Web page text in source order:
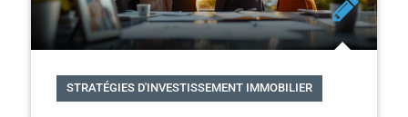
STRATÉGIES D'INVESTISSEMENT IMMOBILIER